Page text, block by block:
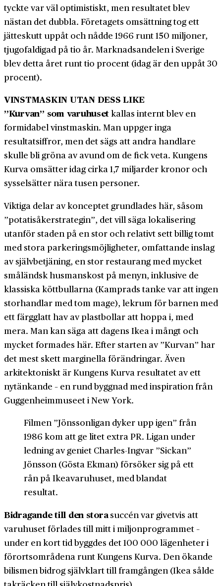
tyckte var väl optimistiskt, men resultatet blev
nästan det dubbla. Företagets omsättning tog ett
jätteskutt uppåt och nådde 1966 runt 150 miljoner,
tjugofaldigad på tio år. Marknadsandelen i Sverige
blev detta året runt tio procent (idag är den uppåt 30
procent).
VINSTMASKIN UTAN DESS LIKE
”Kurvan” som varuhusetkallas internt blev en
formidabel vinstmaskin. Man uppger inga
resultatsiffror, men det sägs att andra handlare
skulle bli gröna av avund om de fick veta. Kungens
Kurva omsätter idag cirka 1,7 miljarder kronor och
sysselsätter nära tusen personer.
Viktiga delar av konceptet grundlades här, såsom
”potatisåkerstrategin”, det vill säga lokalisering
utanför staden på en stor och relativt sett billig tomt
med stora parkeringsmöjligheter, omfattande inslag
av självbetjäning, en stor restaurang med mycket
småländsk husmanskost på menyn, inklusive de
klassiska köttbullarna (Kamprads tanke var att ingen
storhandlar med tom mage), lekrum för barnen med
ett färgglatt hav av plastbollar att hoppa i, med
mera. Man kan säga att dagens Ikea i mångt och
mycket formades här. Efter starten av ”Kurvan” har
det mest skett marginella förändringar. Även
arkitektoniskt är Kungens Kurva resultatet av ett
nytänkande – en rund byggnad med inspiration från
Guggenheimmuseet i New York.
Filmen ”Jönssonligan dyker upp igen” från
1986 kom att ge litet extra PR. Ligan under
ledning av geniet Charles-Ingvar ”Sickan”
Jönsson (Gösta Ekman) försöker sig på ett
rån på Ikeavaruhuset, med blandat
resultat.
Bidragande till den stora succén var givetvis att
varuhuset förlades till mitt i miljonprogrammet –
under en kort tid byggdes det 100 000 lägenheter i
förortsområdena runt Kungens Kurva. Den ökande
bilismen bidrog självklart till framgången (Ikea sålde